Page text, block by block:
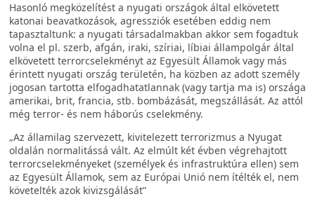
Hasonló megközelítést a nyugati országok által elkövetett
katonai beavatkozások, agressziók esetében eddig nem
tapasztaltunk: a nyugati társadalmakban akkor sem fogadtuk
volna el pl. szerb, afgán, iraki, szíriai, líbiai állampolgár által
elkövetett terrorcselekményt az Egyesült Államok vagy más
érintett nyugati ország területén, ha közben az adott személy
jogosan tartotta elfogadhatatlannak (vagy tartja ma is) országa
amerikai, brit, francia, stb. bombázását, megszállását. Az attól
még terror- és nem háborús cselekmény.
„Az államilag szervezett, kivitelezett terrorizmus a Nyugat
oldalán normalitássá vált. Az elmúlt két évben végrehajtott
terrorcselekményeket (személyek és infrastruktúra ellen) sem
az Egyesült Államok, sem az Európai Unió nem ítélték el, nem
követelték azok kivizsgálását”